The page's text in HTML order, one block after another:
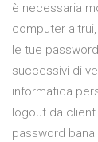
è necessaria
computer
le tue
successivi di
informatica
logout da
password